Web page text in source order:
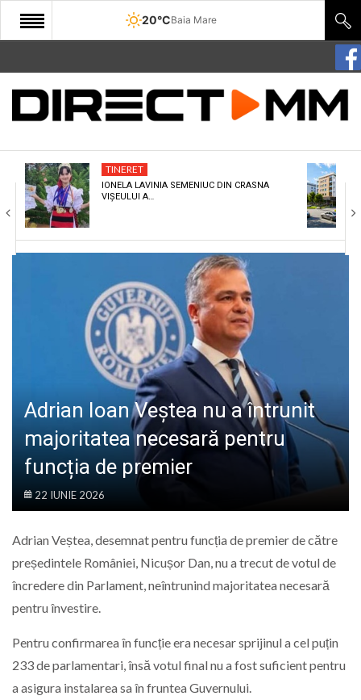
20°CBaia Mare
START
COMUNITATE
CULTURA
ECONOMIE
SANATATE
TINERET
IONELA LAVINIA SEMENIUC DIN CRASNA
VIȘEULUI A…
Adrian Ioan Veștea nu a întrunit
majoritatea necesară pentru
funcția de premier
22 IUNIE 2026
Adrian Veștea, desemnat pentru funcția de premier de către
președintele României, Nicușor Dan, nu a trecut de votul de
încredere din Parlament, neîntrunind majoritatea necesară
pentru învestire.
Pentru confirmarea în funcție era necesar sprijinul a cel puțin
233 de parlamentari, însă votul final nu a fost suficient pentru
a asigura instalarea sa în fruntea Guvernului.